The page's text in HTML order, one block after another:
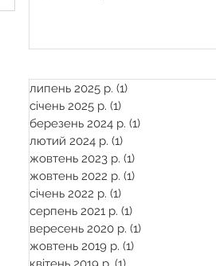
липень 2025 р. (1)
січень 2025 р. (1)
березень 2024 р. (1)
лютий 2024 р. (1)
жовтень 2023 р. (1)
жовтень 2022 р. (1)
січень 2022 р. (1)
серпень 2021 р. (1)
вересень 2020 р. (1)
жовтень 2019 р. (1)